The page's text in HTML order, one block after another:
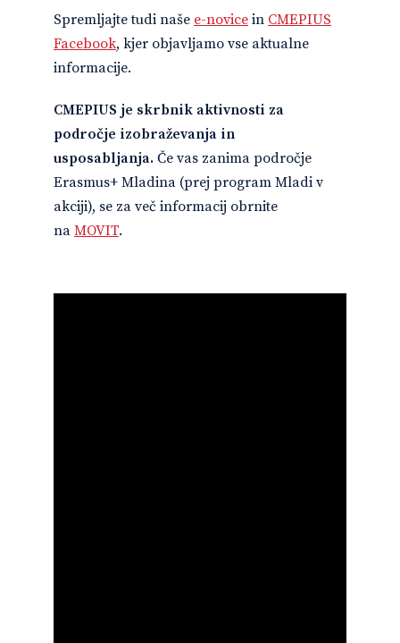
Spremljajte tudi naše e-novice in CMEPIUS
Facebook, kjer objavljamo vse aktualne
informacije.
CMEPIUS je skrbnik aktivnosti za
področje izobraževanja in
usposabljanja. Če vas zanima področje
Erasmus+ Mladina (prej program Mladi v
akciji), se za več informacij obrnite
na MOVIT.